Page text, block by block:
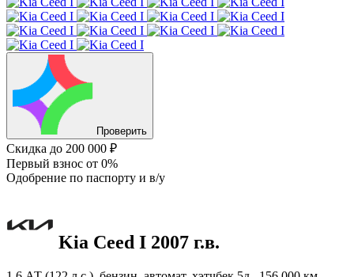
Проверить
Скидка до 200 000 ₽
Первый взнос от 0%
Одобрение по паспорту и в/у
Kia Ceed I 2007 г.в.